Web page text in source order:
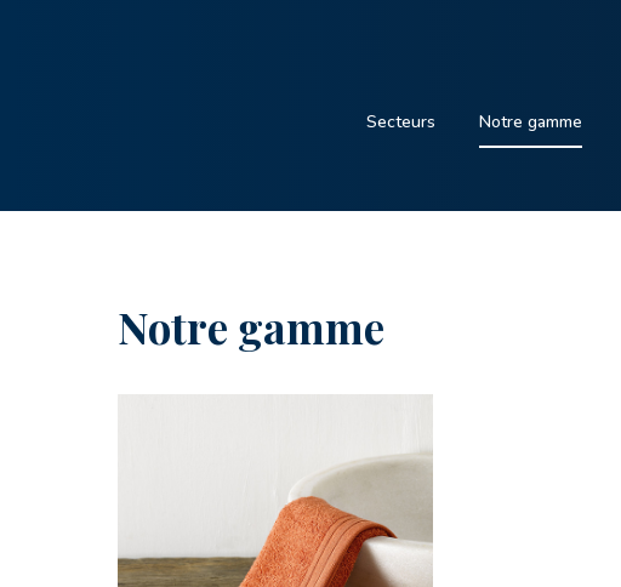
Secteurs Notre gamme
Notre gamme